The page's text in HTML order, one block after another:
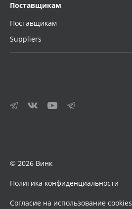
Поставщикам
Поставщикам
Suppliers
© 2026 Винк
Политика конфиденциальности
Согласие на использование cookies